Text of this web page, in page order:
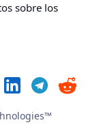
sobre los